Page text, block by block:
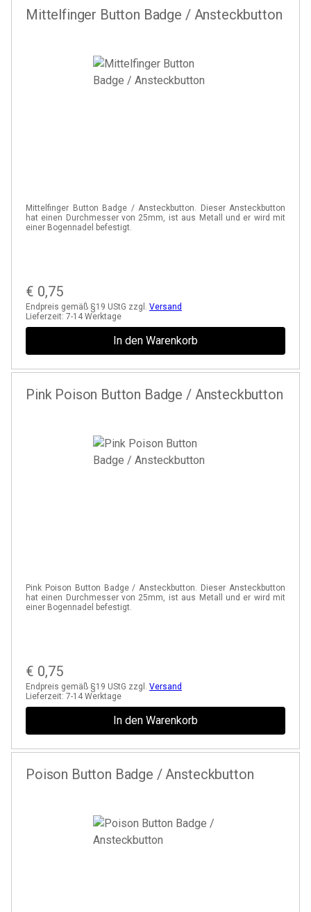
Mittelfinger Button Badge / Ansteckbutton
Mittelfinger Button Badge / Ansteckbutton. Dieser Ansteckbutton
hat einen Durchmesser von 25mm, ist aus Metall und er wird mit
einer Bogennadel befestigt.
€ 0,75
Endpreis gemäß §19 UStG zzgl. Versand
Lieferzeit: 7-14 Werktage
In den Warenkorb
Pink Poison Button Badge / Ansteckbutton
Pink Poison Button Badge / Ansteckbutton. Dieser Ansteckbutton
hat einen Durchmesser von 25mm, ist aus Metall und er wird mit
einer Bogennadel befestigt.
€ 0,75
Endpreis gemäß §19 UStG zzgl. Versand
Lieferzeit: 7-14 Werktage
In den Warenkorb
Poison Button Badge / Ansteckbutton